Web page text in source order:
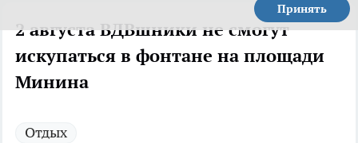
Принять
2 августа ВДВшники не смогут
искупаться в фонтане на площади
Минина
Отдых